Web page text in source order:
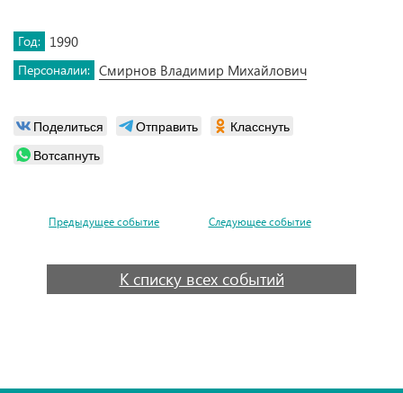
Год: 1990
Персоналии: Смирнов Владимир Михайлович
Поделиться Отправить
Класснуть
Вотсапнуть
Предыдущее событие Следующее событие
К списку всех событий